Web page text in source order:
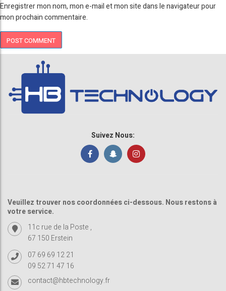
Enregistrer mon nom, mon e-mail et mon site dans le navigateur pour
mon prochain commentaire.
Suivez Nous:
Veuillez trouver nos coordonnées ci-dessous. Nous restons à
votre service.
11c rue de la Poste ,
67 150 Erstein
07 69 69 12 21
09 52 71 47 16
contact@hbtechnology.fr